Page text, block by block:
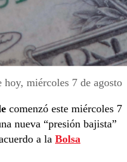
miércoles 7 de agosto
comenzó este miércoles 7
nueva “presión bajista”
a la Bolsa